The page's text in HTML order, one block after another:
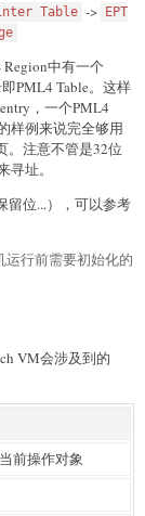
Table ->
EPT
中有一个
PML4 Table。这样
，一个PML4
样例来说完全够用
。注意不管是32位
址。
留位...），可以参考
运行前需要初始化的
VM会涉及到的
前操作对象